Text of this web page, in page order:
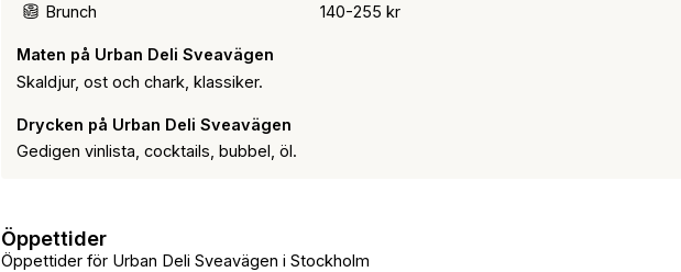
Brunch
140-255 kr
Maten på Urban Deli Sveavägen
Skaldjur, ost och chark, klassiker.
Drycken på Urban Deli Sveavägen
Gedigen vinlista, cocktails, bubbel, öl.
Öppettider för Urban Deli Sveavägen i Stockholm
Öppettider